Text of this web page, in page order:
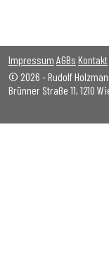
Impressum AGBs Kontakt
© 2026 - Rudolf
Brünner Straße 11, 1210